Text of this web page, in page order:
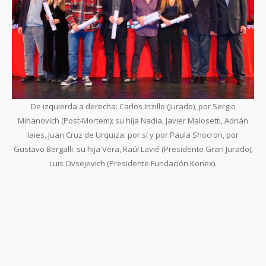
De izquierda a derecha: Carlos Inzillo (Jurado), por Sergio
Mihanovich (Post-Mortem): su hija Nadia, Javier Malosetti, Adrián
Iaies, Juan Cruz de Urquiza: por sí y por Paula Shocron, por
Gustavo Bergalli: su hija Vera, Raúl Lavié (Presidente Gran Jurado),
Luis Ovsejevich (Presidente Fundación Konex).